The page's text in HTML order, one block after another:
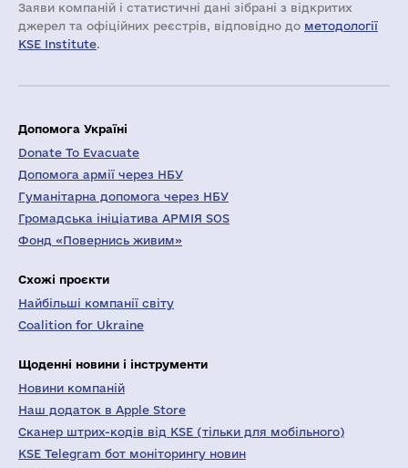
Заяви компаній i статистичні дані зібрані з відкритих
джерел та офіційних реєстрів, відповідно до методології
KSE Institute.
Допомога Україні
Donate To Evacuate
Допомога армії через НБУ
Гуманітарна допомога через НБУ
Громадська ініціатива АРМІЯ SOS
Фонд «Повернись живим»
Схожі проєкти
Найбільші компанії світу
Coalition for Ukraine
Щоденні новини і інструменти
Новини компаній
Наш додаток в Apple Store
Сканер штрих-кодів від KSE (тільки для мобільного)
KSE Telegram бот моніторингу новин